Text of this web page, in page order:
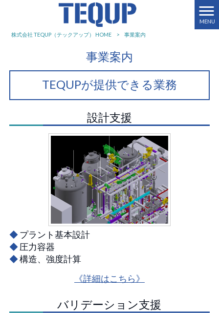
MENU
株式会社 TEQUP（テックアップ） HOME > 事業案内
事業案内
TEQUPが提供できる業務
設計支援
◆プラント基本設計
◆圧力容器
◆構造、強度計算
《詳細はこちら》
バリデーション支援